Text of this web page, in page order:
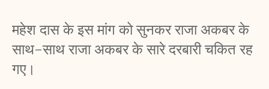
महेश दास के इस मांग को सुनकर राजा अकबर के
साथ-साथ राजा अकबर के सारे दरबारी चकित रह
गए।